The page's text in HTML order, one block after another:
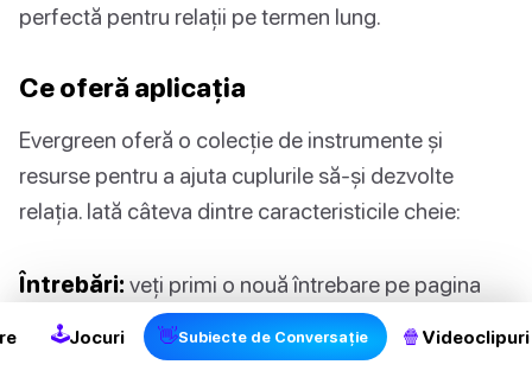
perfectă pentru relații pe termen lung.
Ce oferă aplicația
Evergreen oferă o colecție de instrumente și
resurse pentru a ajuta cuplurile să-și dezvolte
relația. Iată câteva dintre caracteristicile cheie:
Întrebări:veți primi o nouă întrebare pe pagina
dvs. Azi la fiecare două zile. Din păcate, nu există
nicio opțiune de a răsfoi toate întrebările.
🕹Jocuri 👋Subiecte de Conversație 🍿 Videoclipuri